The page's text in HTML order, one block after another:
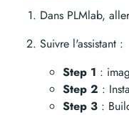
Dans PLMlab,
Suivre l'assistant :
Step 1 :
Step 2 :
Step 3 :